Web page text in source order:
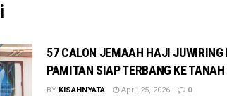
57 CALON JEMAAH HAJI JUWIRING
PAMITAN SIAP TERBANG KE TANAH
BY KISAHNYATA April 25, 2026 0